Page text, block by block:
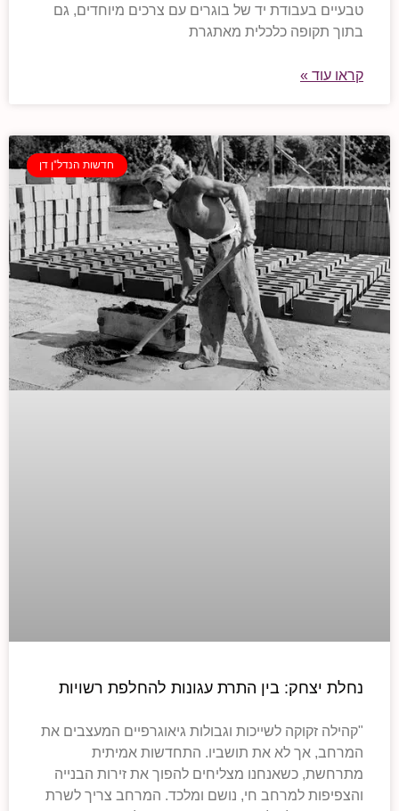
טבעיים בעבודת יד של בוגרים עם צרכים מיוחדים, גם
בתוך תקופה כלכלית מאתגרת
קראו עוד »
חדשות הנדל"ן דן
נחלת יצחק: בין התרת עגונות להחלפת רשויות
"קהילה זקוקה לשייכות וגבולות גיאוגרפיים המעצבים את
המרחב, אך לא את תושביו. התחדשות אמיתית
מתרחשת, כשאנחנו מצליחים להפוך את זירות הבנייה
והצפיפות למרחב חי, נושם ומלכד. המרחב צריך לשרת